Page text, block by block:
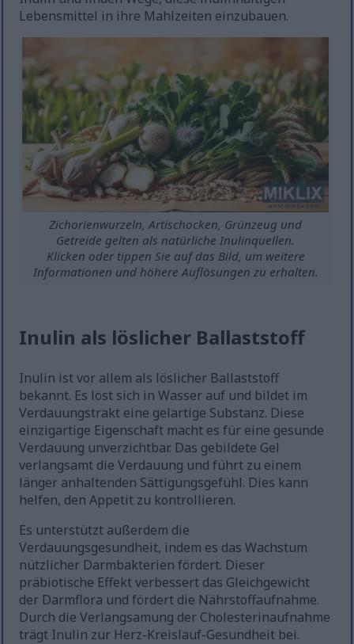
Lebensmittel in ihre Mahlzeiten einzubauen.
Zichorienwurzeln, Artischocken, Grünzeug und
Getreide gelten als natürliche Inulinquellen.
Klicken oder tippen Sie auf das Bild, um weitere
Informationen und höhere Auflösungen zu erhalten.
Inulin als löslicher Ballaststoff
Inulin ist vor allem als löslicher Ballaststoff
bekannt. Es löst sich in Wasser auf und bildet im
Verdauungstrakt eine gelartige Substanz. Diese
einzigartige Eigenschaft macht es für eine gesunde
Verdauung unverzichtbar. Das gebildete Gel
verlangsamt die Verdauung und führt zu einem
länger anhaltenden Sättigungsgefühl. Dies kann
helfen, den Appetit zu kontrollieren.
Es unterstützt außerdem die
Verdauungsgesundheit, indem es das Wachstum
nützlicher Darmbakterien fördert. Dieser
präbiotische Effekt verbessert das Gleichgewicht
der Darmflora und fördert die Nährstoffaufnahme.
Durch die Verlangsamung der Cholesterinaufnahme
trägt Inulin zur Herz-Kreislauf-Gesundheit bei.